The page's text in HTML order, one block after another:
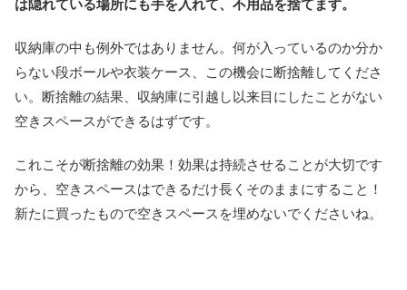
は隠れている場所にも手を入れて、不用品を捨てます。
収納庫の中も例外ではありません。何が入っているのか分か
らない段ボールや衣装ケース、この機会に断捨離してくださ
い。断捨離の結果、収納庫に引越し以来目にしたことがない
空きスペースができるはずです。
これこそが断捨離の効果！効果は持続させることが大切です
から、空きスペースはできるだけ長くそのままにすること！
新たに買ったもので空きスペースを埋めないでくださいね。